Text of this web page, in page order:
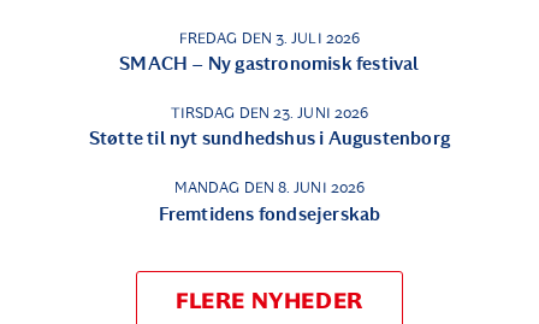
FREDAG DEN 3. JULI 2026
SMACH – Ny gastronomisk festival
TIRSDAG DEN 23. JUNI 2026
Støtte til nyt sundhedshus i Augustenborg
MANDAG DEN 8. JUNI 2026
Fremtidens fondsejerskab
FLERE NYHEDER